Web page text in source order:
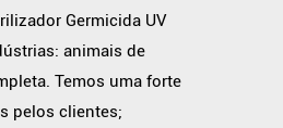
Germicida UV
animais de
Temos uma forte
pelos clientes;